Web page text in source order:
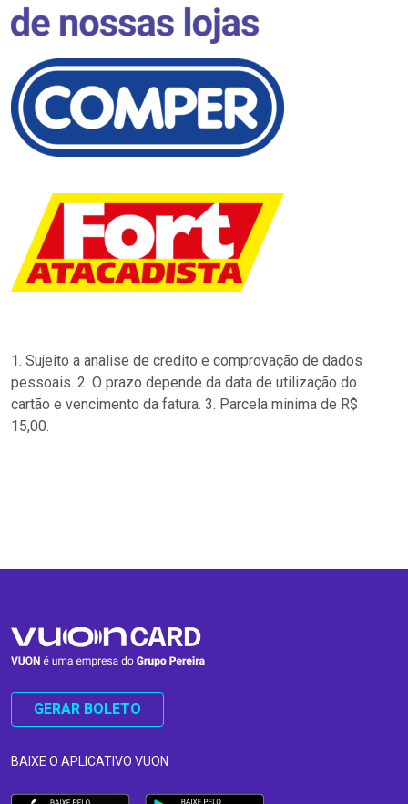
1. Sujeito a analise de credito e comprovação de dados
pessoais. 2. O prazo depende da data de utilização do
cartão e vencimento da fatura. 3. Parcela minima de R$
15,00.
GERAR BOLETO
BAIXE O APLICATIVO VUON